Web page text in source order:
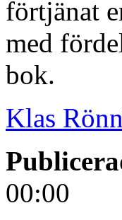
förtjänat
med
bok.
Klas
00:00